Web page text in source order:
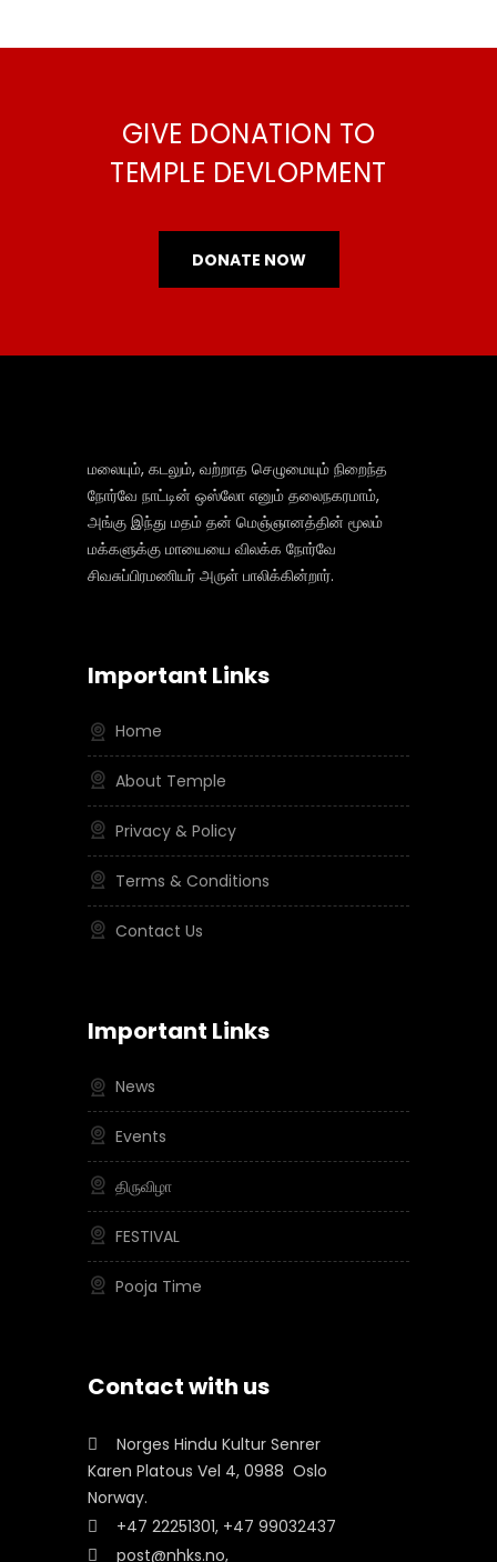
GIVE DONATION TO
TEMPLE DEVLOPMENT
DONATE NOW
மலையும், கடலும், வற்றாத செழுமையும் நிறைந்த
நோர்வே நாட்டின் ஒஸ்லோ எனும் தலைநகரமாம்,
அங்கு இந்து மதம் தன் மெஞ்ஞானத்தின் மூலம்
மக்களுக்கு மாயையை விலக்க நோர்வே
சிவசுப்பிரமணியர் அருள் பாலிக்கின்றார்.
Important Links
Home
About Temple
Privacy & Policy
Terms & Conditions
Contact Us
Important Links
News
Events
திருவிழா
FESTIVAL
Pooja Time
Contact with us
Norges Hindu Kultur Senrer
Karen Platous Vel 4, 0988 Oslo
Norway.
+47 22251301, +47 99032437
post@nhks.no,